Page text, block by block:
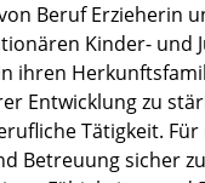
Beruf Erzieherin
Kinder- und
ihren
Entwicklung zu
Tätigkeit.
Betreuung sicher